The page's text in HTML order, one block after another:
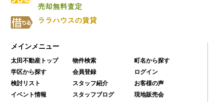
売却無料査定
ララハウスの賃貸
メインメニュー
太田不動産トップ 物件検索
町名から探す
学区から探す
会員登録
ログイン
検討リスト
スタッフ紹介
お客様の声
イベント情報
スタッフブログ
現地販売会